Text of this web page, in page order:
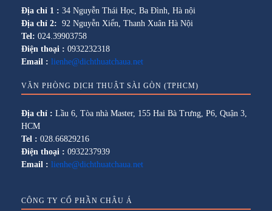
Địa chỉ 1 : 34 Nguyễn Thái Học, Ba Đình, Hà nội
Địa chỉ 2: 92 Nguyễn Xiển, Thanh Xuân Hà Nội
Tel: 024.39903758
Điện thoại : 0932232318
Email : lienhe@dichthuatchaua.net
VĂN PHÒNG DỊCH THUẬT SÀI GÒN (TPHCM)
Địa chỉ : Lầu 6, Tòa nhà Master, 155 Hai Bà Trưng, P6, Quận 3,
HCM
Tel : 028.66829216
Điện thoại : 0932237939
Email : lienhe@dichthuatchaua.net
CÔNG TY CỔ PHẦN CHÂU Á